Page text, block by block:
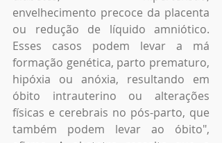
envelhecimento precoce da placenta
ou redução de líquido amniótico.
Esses casos podem levar a má
formação genética, parto prematuro,
hipóxia ou anóxia, resultando em
óbito intrauterino ou alterações
físicas e cerebrais no pós-parto, que
também podem levar ao óbito",